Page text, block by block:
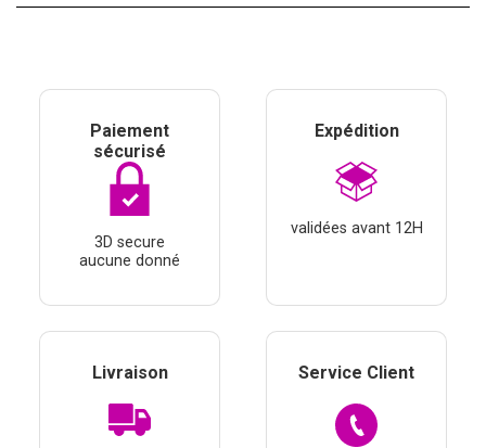
Paiement
sécurisé
3D secure
aucune donné
Expédition
validées avant 12H
Livraison Service Client